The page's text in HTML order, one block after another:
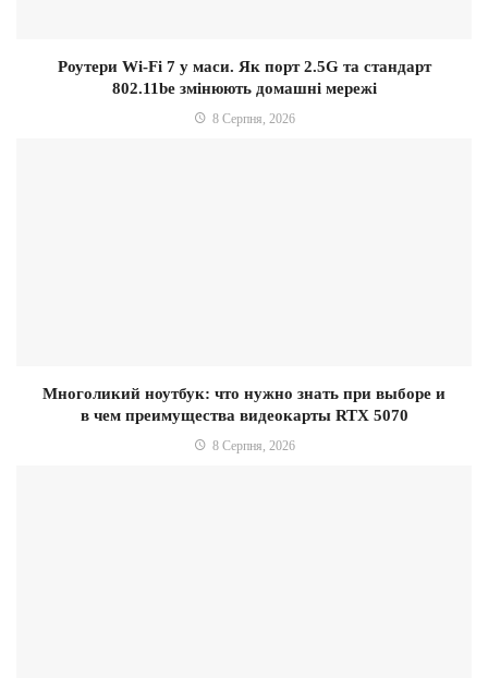
Роутери Wi-Fi 7 у маси. Як порт 2.5G та стандарт
802.11be змінюють домашні мережі
8 Серпня, 2026
Многоликий ноутбук: что нужно знать при выборе и
в чем преимущества видеокарты RTX 5070
8 Серпня, 2026